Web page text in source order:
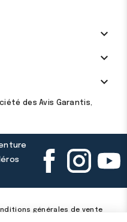



des Avis Garantis,
générales de vente